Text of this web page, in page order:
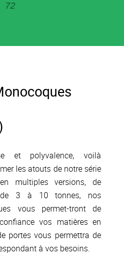
72
et polyvalence, voilà
les atouts de notre série
multiples versions, de
3 à 10 tonnes, nos
vous permet-tront de
vos matières en
portes vous permettra de
à vos besoins.